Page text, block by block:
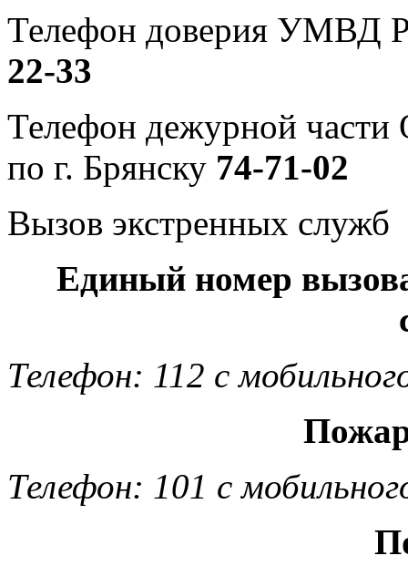
Телефон доверия УМВД
22-33
Телефон дежурной
по г. Брянску 74-71-02
Вызов экстренных служб
Единый номер
Телефон: 112 с
Телефон: 101 с